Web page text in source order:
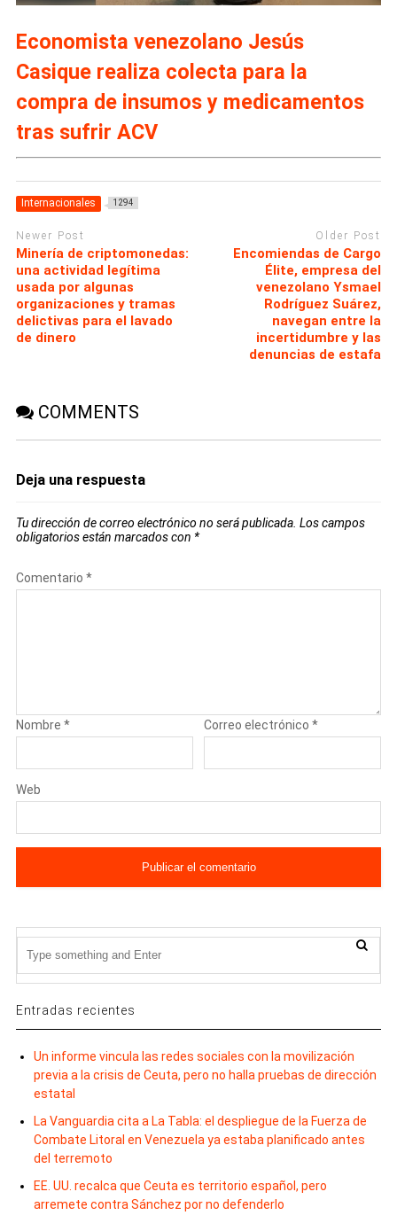
Economista venezolano Jesús
Casique realiza colecta para la
compra de insumos y medicamentos
tras sufrir ACV
Internacionales 1294
Newer Post
Minería de criptomonedas:
una actividad legítima
usada por algunas
organizaciones y tramas
delictivas para el lavado
de dinero
Older Post
Encomiendas de Cargo
Élite, empresa del
venezolano Ysmael
Rodríguez Suárez,
navegan entre la
incertidumbre y las
denuncias de estafa
COMMENTS
Deja una respuesta
Tu dirección de correo electrónico no será publicada. Los campos
obligatorios están marcados con *
Comentario *
Nombre * Correo electrónico*
Web
Entradas recientes
Un informe vincula las redes sociales con la movilización
previa a la crisis de Ceuta, pero no halla pruebas de dirección
estatal
La Vanguardia cita a La Tabla: el despliegue de la Fuerza de
Combate Litoral en Venezuela ya estaba planificado antes
del terremoto
EE. UU. recalca que Ceuta es territorio español, pero
arremete contra Sánchez por no defenderlo